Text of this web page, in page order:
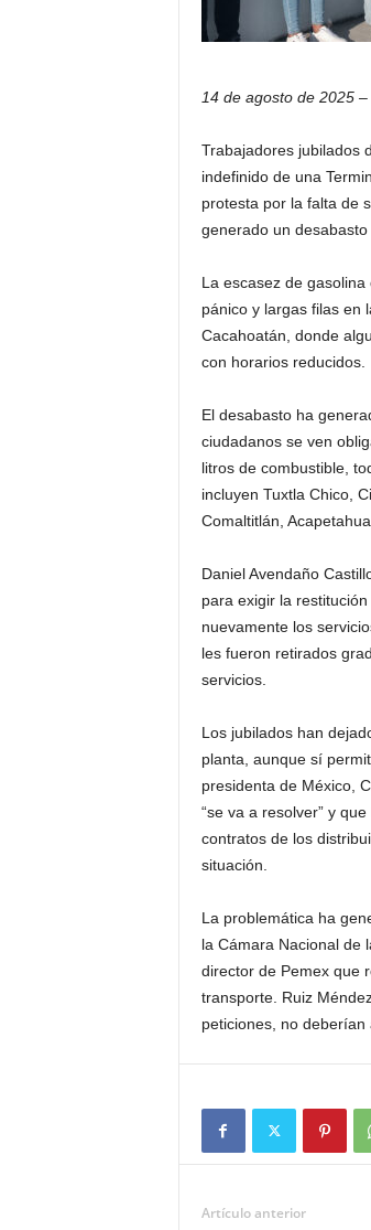
14 de agosto de 2025
Trabajadores jubilados
indefinido de una
protesta por la falta de
generado un
La escasez de
pánico y largas filas en
Cacahoatán, donde
con horarios reducidos.
El desabasto ha
ciudadanos se ven
litros de combustible,
incluyen Tuxtla Chico,
Comaltitlán,
Daniel Avendaño
para exigir la
nuevamente los
les fueron retirados
servicios.
Los jubilados han
planta, aunque sí
presidenta de México,
“se va a resolver” y
contratos de los
situación.
La problemática ha
la Cámara Nacional de
director de Pemex que
transporte. Ruiz
peticiones, no
Artículo anterior